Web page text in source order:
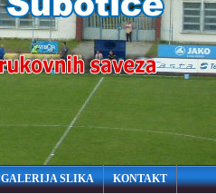
GALERIJA SLIKA KONTAKT